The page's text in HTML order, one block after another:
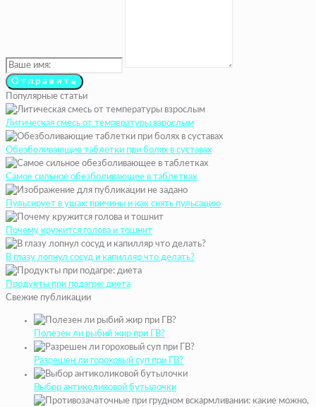
Популярные статьи
Литическая смесь от температуры взрослым
Обезболивающие таблетки при болях в суставах
Самое сильное обезболивающее в таблетках
Пульсирует в ушах: причины и как снять пульсацию
Почему кружится голова и тошнит
В глазу лопнул сосуд и капилляр что делать?
Продукты при подагре: диета
Свежие публикации
Полезен ли рыбий жир при ГВ?
Разрешен ли гороховый суп при ГВ?
Выбор антиколиковой бутылочки